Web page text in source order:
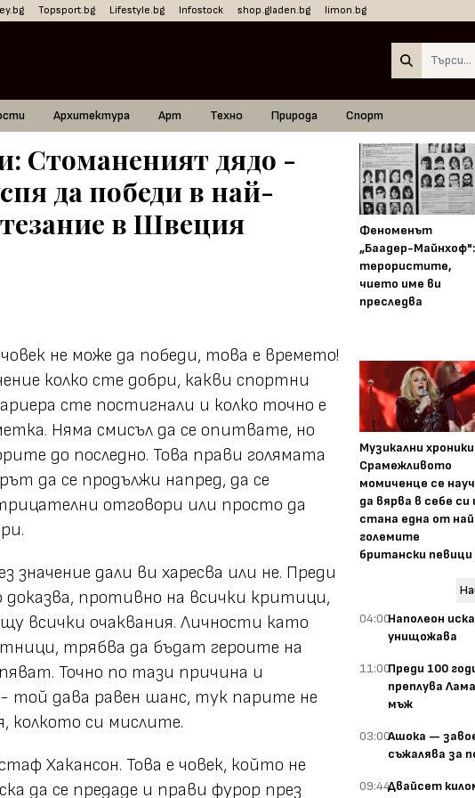
Topsport.bg Lifestyle.bg Infostock shop.gladen.bg limon.bg
Архитектура Арт Техно Природа Спорт
Стоманеният дядо -
да победи в най-
в Швеция
не може да победи, това е времето!
колко сте добри, какви спортни
сте постигнали и колко точно е
Няма смисъл да се опитвате, но
до последно. Това прави голямата
да се продължи напред, да се
отговори или просто да
значение дали ви харесва или не. Преди
доказва, противно на всички критици,
всички очаквания. Личности като
трябва да бъдат героите на
Точно по тази причина и
той дава равен шанс, тук парите не
колкото си мислите.
Хакансон. Това е човек, който не
да се предаде и прави фурор през
Феноменът
„Баадер-Майнхоф":
терористите,
чието име ви
преследва
Музикални
Срамежливото
момиченце се
да вярва в себе си
стана една от
големите
британски певици
04:00Наполеон
унищожава
11:00Преди 100
преплува
мъж
03:00Ашока —
съжалява за
09:44Двайсет